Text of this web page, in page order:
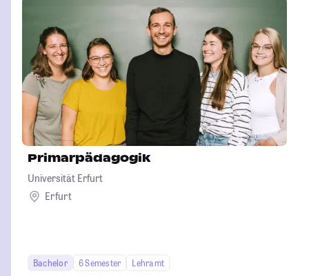
Primarpädagogik
Universität Erfurt
Erfurt
Bachelor 6 Semester
Lehramt